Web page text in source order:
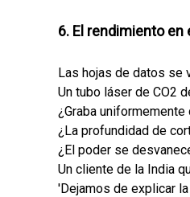
6. El rendimiento
Las hojas de datos se
Un tubo láser de CO2
¿Graba
¿La profundidad de
¿El poder se
Un cliente de la India
'Dejamos de explicar